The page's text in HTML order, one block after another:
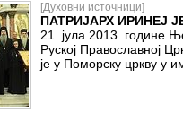
[Духовни источници]
ПАТРИЈАРХ ИРИНЕЈ
21. јула 2013. године
Руској Православној
је у Поморску цркву у